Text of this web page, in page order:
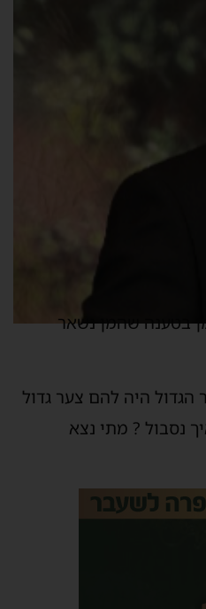
בטענה שהמן נשאר
היה להם צער גדול
נסבול ? מתי נצא